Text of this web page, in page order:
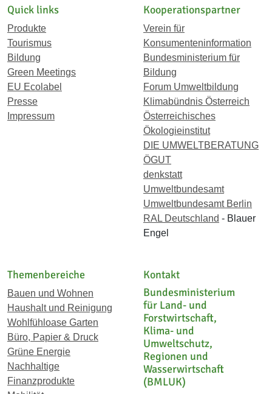
Quick links
Produkte
Tourismus
Bildung
Green Meetings
EU Ecolabel
Presse
Impressum
Kooperationspartner
Verein für
Konsumenteninformation
Bundesministerium für
Bildung
Forum Umweltbildung
Klimabündnis Österreich
Österreichisches
Ökologieinstitut
DIE UMWELTBERATUNG
ÖGUT
denkstatt
Umweltbundesamt
Umweltbundesamt Berlin
RAL Deutschland - Blauer
Engel
Themenbereiche
Bauen und Wohnen
Haushalt und Reinigung
Wohlfühloase Garten
Büro, Papier & Druck
Grüne Energie
Nachhaltige
Finanzprodukte
Kontakt
Bundesministerium
für Land- und
Forstwirtschaft,
Klima- und
Umweltschutz,
Regionen und
Wasserwirtschaft
(BMLUK)